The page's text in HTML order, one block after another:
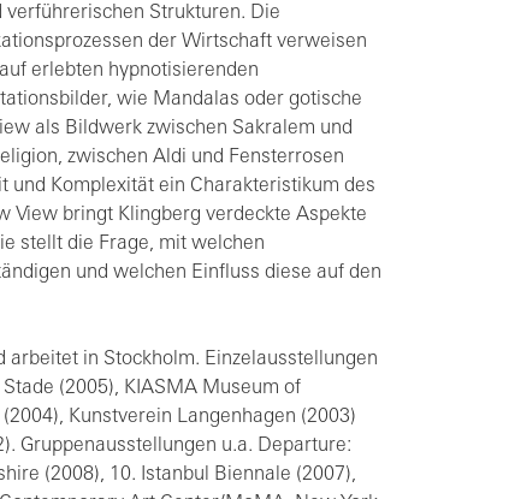
Strukturen. Die
der Wirtschaft verweisen
erlebten hypnotisierenden
wie Mandalas oder gotische
als Bildwerk zwischen Sakralem und
zwischen Aldi und Fensterrosen
und Komplexität ein Charakteristikum des
View bringt Klingberg verdeckte Aspekte
stellt die Frage, mit welchen
und welchen Einfluss diese auf den
arbeitet in Stockholm. Einzelausstellungen
(2005), KIASMA Museum of
Kunstverein Langenhagen (2003)
Gruppenausstellungen u.a. Departure:
(2008), 10. Istanbul Biennale (2007),